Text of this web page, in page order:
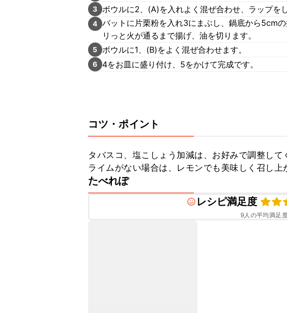
3 ボウルに2、(A)を入れよく混ぜ合わせ、ラップを
4 バットに片栗粉を入れ3にまぶし、鍋底から5cm
リっと火が通るまで揚げ、油を切ります。
5 ボウルに1、(B)をよく混ぜ合わせます。
6 4をお皿に盛り付け、5をかけて完成です。
コツ・ポイント
タバスコ、塩こしょう加減は、お好みで調整して
ライムがない場合は、レモンでも美味しく召し上
たべれぽ
レシピ満足度
9人の平均満足